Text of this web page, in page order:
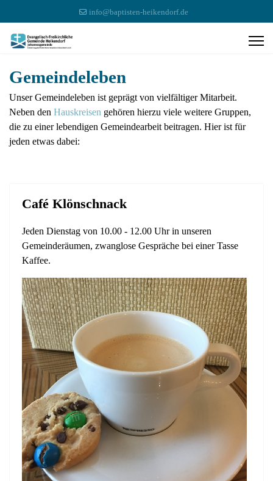
info@baptisten-heikendorf.de
Gemeindeleben
Unser Gemeindeleben ist geprägt von vielfältiger Mitarbeit.
Neben den Hauskreisen gehören hierzu viele weitere Gruppen,
die zu einer lebendigen Gemeindearbeit beitragen. Hier ist für
jeden etwas dabei:
Café Klönschnack
Jeden Dienstag von 10.00 - 12.00 Uhr in unseren
Gemeinderäumen, zwanglose Gespräche bei einer Tasse
Kaffee.